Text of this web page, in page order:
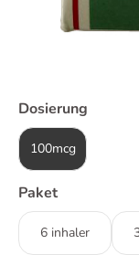
Dosierung
100mcg
Paket
6 inhaler